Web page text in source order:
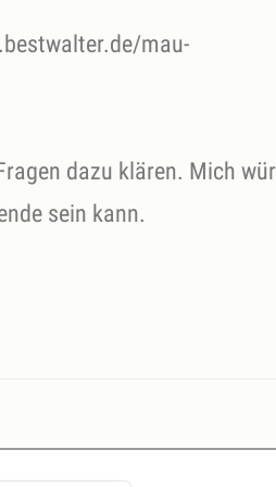
mau-
dazu klären. Mich
sein kann.